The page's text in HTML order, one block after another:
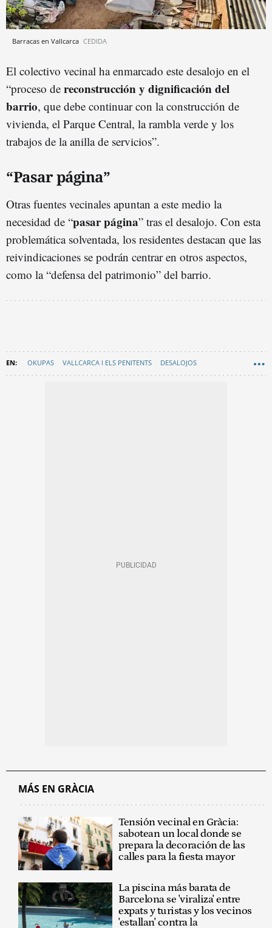
Barracas en Vallcarca CEDIDA
El colectivo vecinal ha enmarcado este desalojo en el
“proceso de reconstrucción y dignificación del
barrio, que debe continuar con la construcción de
vivienda, el Parque Central, la rambla verde y los
trabajos de la anilla de servicios”.
“Pasar página”
Otras fuentes vecinales apuntan a este medio la
necesidad de “pasar página” tras el desalojo. Con esta
problemática solventada, los residentes destacan que las
reivindicaciones se podrán centrar en otros aspectos,
como la “defensa del patrimonio” del barrio.
OKUPAS VALLCARCA I ELS PENITENTS DESALOJOS
MÁS EN GRÀCIA
Tensión vecinal en Gràcia:
sabotean un local donde se
prepara la decoración de las
calles para la fiesta mayor
La piscina más barata de
Barcelona se 'viraliza' entre
expats y turistas y los vecinos
'estallan' contra la